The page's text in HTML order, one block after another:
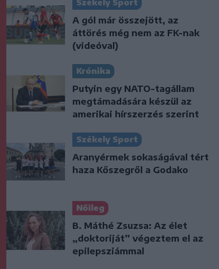
Székely Sport
A gól már összejött, az
áttörés még nem az FK-nak
(videóval)
Krónika
Putyin egy NATO-tagállam
megtámadására készül az
amerikai hírszerzés szerint
Székely Sport
Aranyérmek sokaságával tért
haza Kőszegről a Godako
Nőileg
B. Máthé Zsuzsa: Az élet
„doktoriját” végeztem el az
epilepsziámmal